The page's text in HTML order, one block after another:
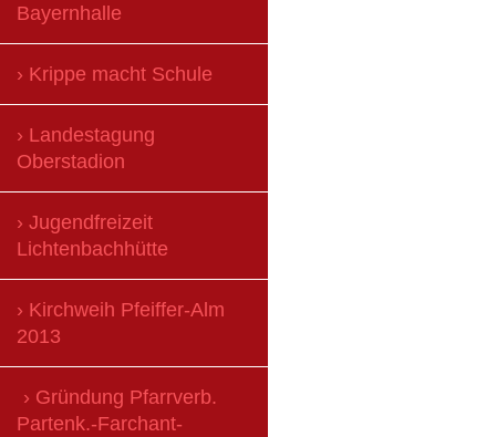
Bayernhalle
Krippe macht Schule
Landestagung
Oberstadion
Jugendfreizeit
Lichtenbachhütte
Kirchweih Pfeiffer-Alm
2013
Gründung Pfarrverb.
Partenk.-Farchant-